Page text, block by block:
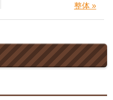
整体 »